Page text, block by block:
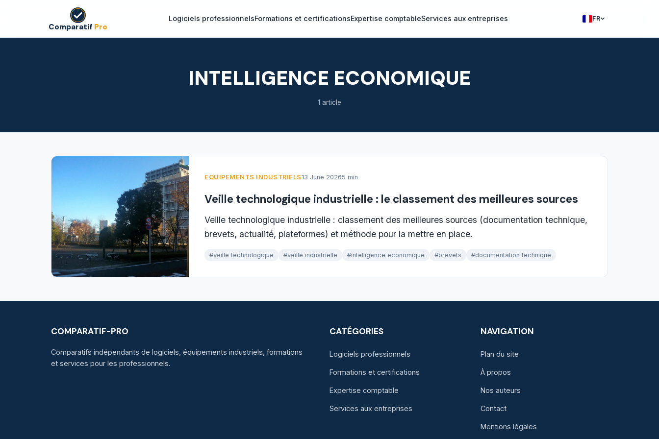
Comparatif Pro
Logiciels professionnelsFormations et certificationsExpertise comptableServices aux entreprises FR
Francais
INTELLIGENCE ECONOMIQUE
1 article
EQUIPEMENTS INDUSTRIELS13 June 20265 min
Veille technologique industrielle : le classement des meilleures sources
Veille technologique industrielle : classement des meilleures sources (documentation technique,
brevets, actualité, plateformes) et méthode pour la mettre en place.
#veille technologique #veille industrielle #intelligence economique #brevets #documentation technique
COMPARATIF-PRO
Comparatifs indépendants de logiciels, équipements industriels, formations
et services pour les professionnels.
CATÉGORIES
Logiciels professionnels
Formations et certifications
Expertise comptable
Services aux entreprises
NAVIGATION
Plan du site
À propos
Nos auteurs
Contact
Mentions légales